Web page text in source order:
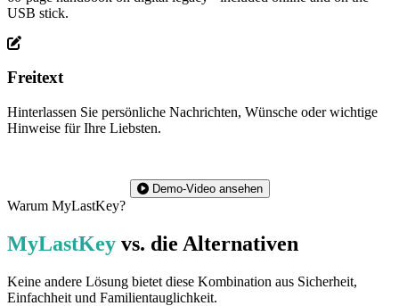
USB stick.
Freitext
Hinterlassen Sie persönliche Nachrichten, Wünsche oder wichtige
Hinweise für Ihre Liebsten.
Demo-Video ansehen
Warum MyLastKey?
MyLastKey vs. die Alternativen
Keine andere Lösung bietet diese Kombination aus Sicherheit,
Einfachheit und Familientauglichkeit.